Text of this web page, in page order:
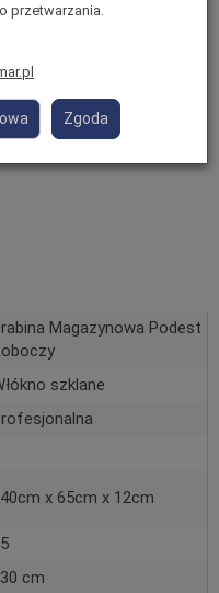
Magazynowa Podest
szklane
x 65cm x 12cm
cm
przetwarzania.
Zgoda